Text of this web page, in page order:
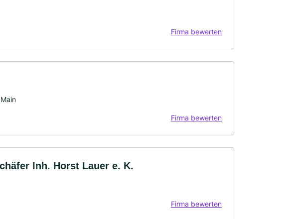
Firma bewerten
Firma bewerten
Inh. Horst Lauer e. K.
Firma bewerten